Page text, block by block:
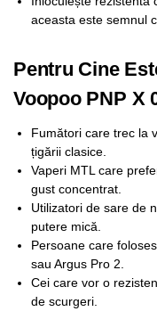
aceasta este semnul
Pentru Cine
Voopoo PNP X
Fumători care trec la
țigării clasice.
Vaperi MTL care
gust concentrat.
Utilizatori de sare de
putere mică.
Persoane care
sau Argus Pro 2.
Cei care vor o
de scurgeri.